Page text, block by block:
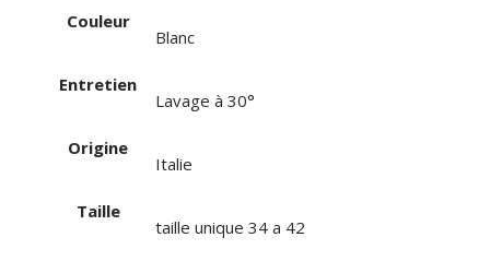
Couleur
Blanc
Entretien
Lavage à 30°
Origine
Italie
Taille
taille unique 34 a 42